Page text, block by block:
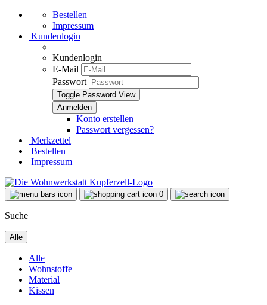
Bestellen
Impressum
Kundenlogin
Kundenlogin
E-Mail
Passwort
Toggle Password View
Konto erstellen
Passwort vergessen?
Merkzettel
Bestellen
Impressum
0
Suche
Alle
Alle
Wohnstoffe
Material
Kissen